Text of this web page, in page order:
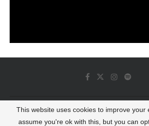
© 2022 - Luminous Dash All Rights
This website uses cookies to improve your
assume you're ok with this, but you can